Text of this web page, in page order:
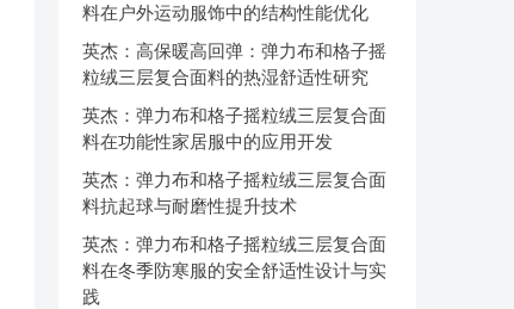
料在户外运动服饰中的结构性能优化
英杰：高保暖高回弹：弹力布和格子摇
粒绒三层复合面料的热湿舒适性研究
英杰：弹力布和格子摇粒绒三层复合面
料在功能性家居服中的应用开发
英杰：弹力布和格子摇粒绒三层复合面
料抗起球与耐磨性提升技术
英杰：弹力布和格子摇粒绒三层复合面
料在冬季防寒服的安全舒适性设计与实
践